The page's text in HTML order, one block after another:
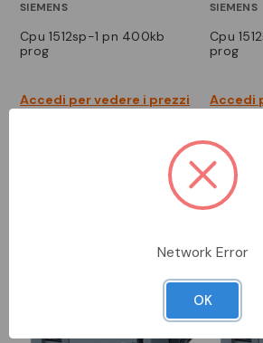
SIEMENS
cpu 1512sp-1 pn 400kb
prog
Accedi per vedere i prezzi
SIEMENS
cpu 1512sp f-1 pn 300kb
prog
Accedi
Network Error
OK